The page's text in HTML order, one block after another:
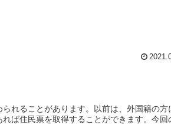
れることがあります。以前は、外国籍の方
ば住民票を取得することができます。今回